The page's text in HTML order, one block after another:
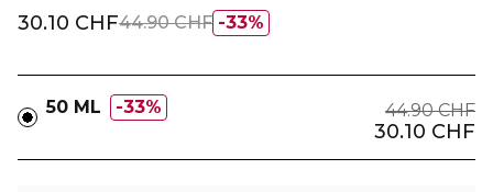
33%
30.10 CHF44.90 CHF
50 ML 33% 44.90 CHF
30.10 CHF